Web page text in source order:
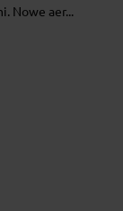
Nowe aer...